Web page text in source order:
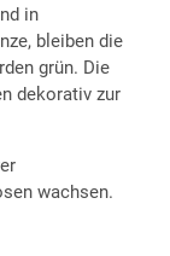
in
bleiben die
grün. Die
dekorativ zur
wachsen.